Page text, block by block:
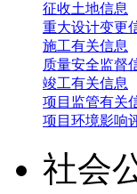
征收土地信息
重大设计变更
施工有关信息
质量安全监督
竣工有关信息
项目监管有关
项目环境影响
社会